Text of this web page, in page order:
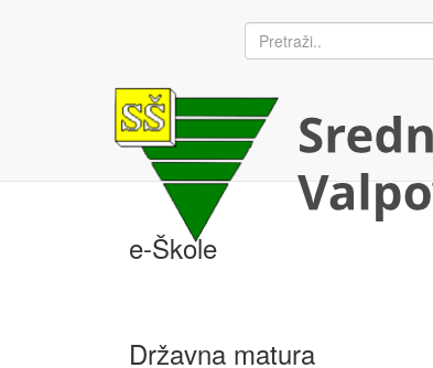
EU projekti
e-Škole
Državna matura